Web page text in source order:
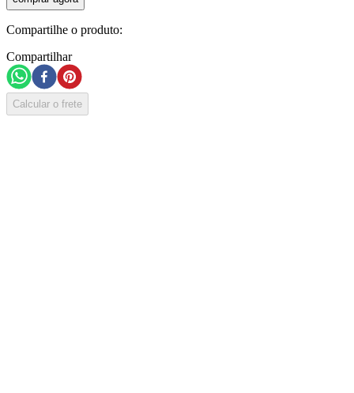
Compartilhe o produto:
Compartilhar
Calcular o frete